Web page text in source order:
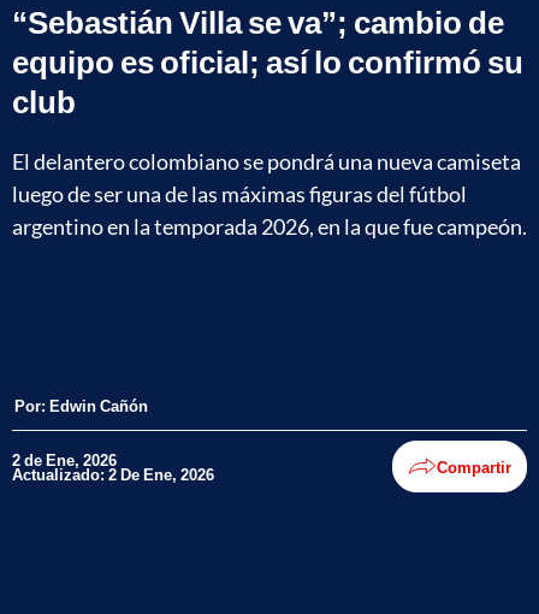
“Sebastián Villa se va”; cambio de
equipo es oficial; así lo confirmó su
club
El delantero colombiano se pondrá una nueva camiseta
luego de ser una de las máximas figuras del fútbol
argentino en la temporada 2026, en la que fue campeón.
Por: Edwin Cañón
2 de Ene, 2026
Actualizado: 2 De Ene, 2026 Compartir